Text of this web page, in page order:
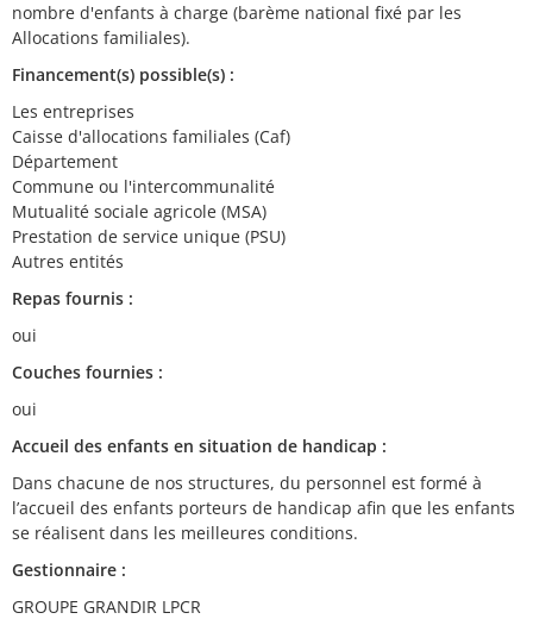
nombre d'enfants à charge (barème national fixé par les
Allocations familiales).
Financement(s) possible(s) :
Les entreprises
Caisse d'allocations familiales (Caf)
Département
Commune ou l'intercommunalité
Mutualité sociale agricole (MSA)
Prestation de service unique (PSU)
Autres entités
Repas fournis :
oui
Couches fournies :
oui
Accueil des enfants en situation de handicap :
Dans chacune de nos structures, du personnel est formé à
l’accueil des enfants porteurs de handicap afin que les enfants
se réalisent dans les meilleures conditions.
Gestionnaire :
GROUPE GRANDIR LPCR